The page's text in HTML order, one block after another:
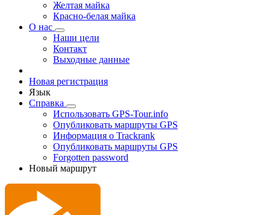
Желтая майка
Красно-белая майка
О нас
Наши цели
Контакт
Выходные данные
Новая регистрация
Язык
Справка
Использовать GPS-Tour.info
Опубликовать маршруты GPS
Информация о Trackrank
Опубликовать маршруты GPS
Forgotten password
Новый маршрут